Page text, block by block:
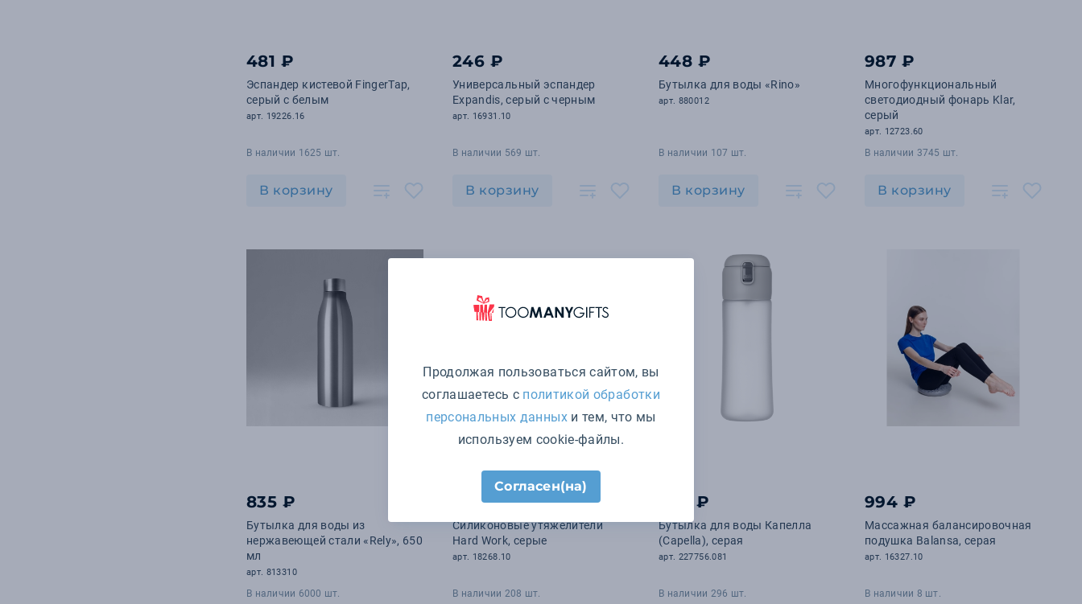
481 ₽
Эспандер кистевой FingerTap,
серый с белым
арт. 19226.16
В наличии 1625 шт.
В корзину
246 ₽
Универсальный эспандер
Expandis, серый с черным
арт. 16931.10
В наличии 569 шт.
В корзину
448 ₽
Бутылка для воды «Rino»
арт. 880012
В наличии 107 шт.
В корзину
987 ₽
Многофункциональный
светодиодный фонарь Klar,
серый
арт. 12723.60
В наличии 3745 шт.
В корзину
835 ₽
Бутылка для воды из
нержавеющей стали «Rely», 650
мл
арт. 813310
В наличии 6000 шт.
1 807 ₽
Силиконовые утяжелители
Hard Work, серые
арт. 18268.10
В наличии 208 шт.
842 ₽
Бутылка для воды Капелла
(Capella), серая
арт. 227756.081
В наличии 296 шт.
994 ₽
Массажная балансировочная
подушка Balansa, серая
арт. 16327.10
В наличии 8 шт.
Продолжая пользоваться сайтом, вы
соглашаетесь с политикой обработки
персональных данныхи тем, что мы
используем cookie-файлы.
Согласен(на)